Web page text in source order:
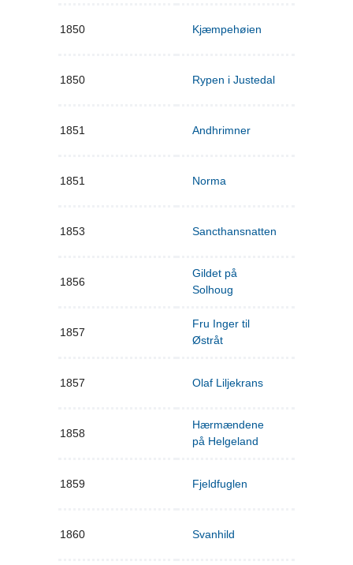
1850 Kjæmpehøien
1850 Rypen i Justedal
1851 Andhrimner
1851 Norma
1853 Sancthansnatten
1856
Gildet på
Solhoug
1857
Fru Inger til
Østråt
1857 Olaf Liljekrans
1858
Hærmændene
på Helgeland
1859 Fjeldfuglen
1860 Svanhild